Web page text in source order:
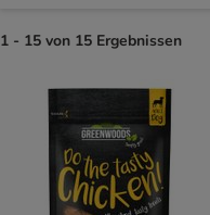
1 - 15 von 15 Ergebnissen